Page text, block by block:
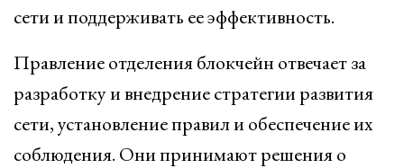
сети и поддерживать ее эффективность.
Правление отделения блокчейн отвечает за
разработку и внедрение стратегии развития
сети, установление правил и обеспечение их
соблюдения. Они принимают решения о